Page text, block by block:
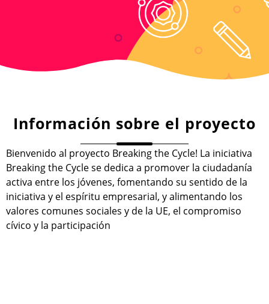
Información sobre el proyecto
Bienvenido al proyecto Breaking the Cycle! La iniciativa
Breaking the Cycle se dedica a promover la ciudadanía
activa entre los jóvenes, fomentando su sentido de la
iniciativa y el espíritu empresarial, y alimentando los
valores comunes sociales y de la UE, el compromiso
cívico y la participación